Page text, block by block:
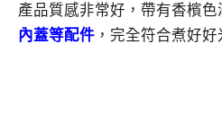
產品質感非常好，帶有香檳色
內蓋等配件 ，完全符合煮好好